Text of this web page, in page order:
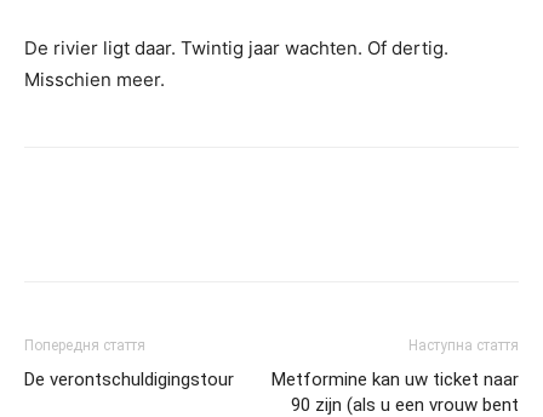
De rivier ligt daar. Twintig jaar wachten. Of dertig.
Misschien meer.
Попередня стаття
De verontschuldigingstour
Наступна стаття
Metformine kan uw ticket naar
90 zijn (als u een vrouw bent